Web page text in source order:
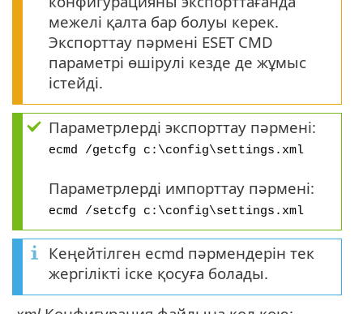
межелі қалта бар болуы керек.
Экспорттау пәрмені ESET CMD
параметрі өшірулі кезде де жұмыс
істейді.
Параметрлерді экспорттау пәрмені:
ecmd /getcfg c:\config\settings.xml
Параметрлерді импорттау пәрмені:
ecmd /setcfg c:\config\settings.xml
Кеңейтілген ecmd пәрмендерін тек
жергілікті іске қосуға болады.